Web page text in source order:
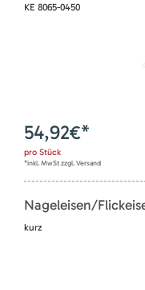
KE 8065-0450
54,92€*
pro Stück
*inkl. MwSt zzgl. Versand
Nageleisen/
kurz